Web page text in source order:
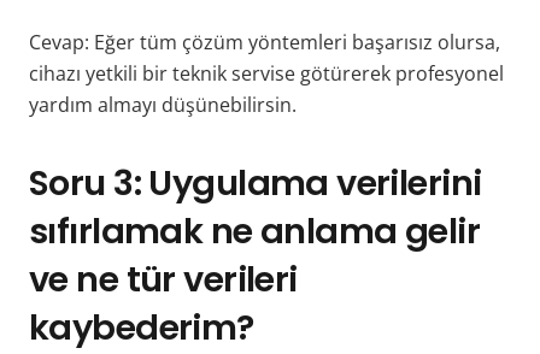
Cevap: Eğer tüm çözüm yöntemleri başarısız olursa,
cihazı yetkili bir teknik servise götürerek profesyonel
yardım almayı düşünebilirsin.
Soru 3: Uygulama verilerini
sıfırlamak ne anlama gelir
ve ne tür verileri
kaybederim?